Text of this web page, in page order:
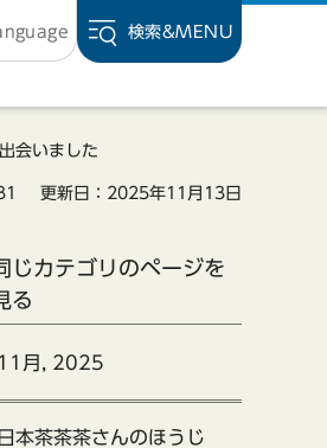
検索&MENU
会いました
更新日：2025年11月13日
じカテゴリのページを
る
11月, 2025
日本茶茶茶さんのほうじ